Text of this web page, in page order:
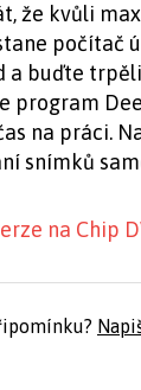
že kvůli
počítač
a buďte
program
na práci.
snímků
na Chip